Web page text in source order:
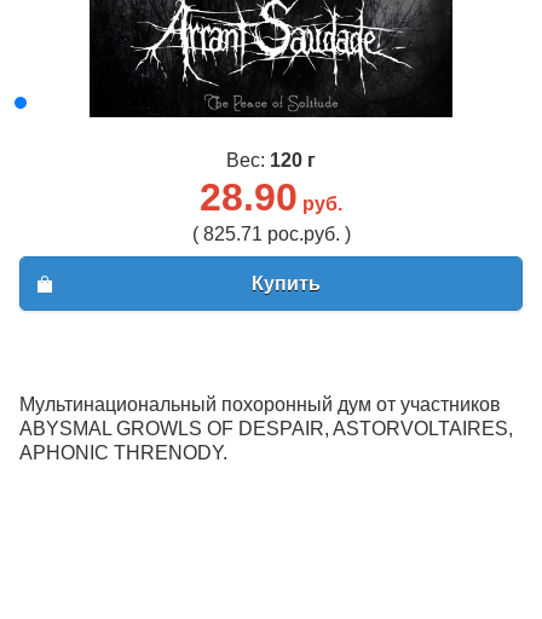
Вес: 120 г
28.90 руб.
( 825.71 рос.руб. )
Купить
Мультинациональный похоронный дум от участников
ABYSMAL GROWLS OF DESPAIR, ASTORVOLTAIRES,
APHONIC THRENODY.